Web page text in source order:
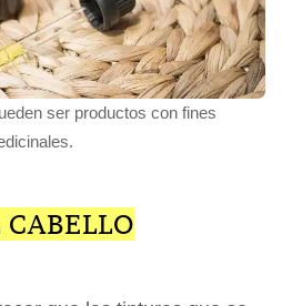
ser productos con fines